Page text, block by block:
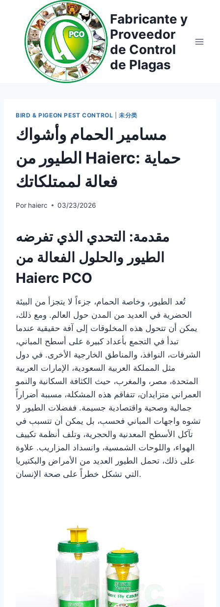
contenido
Fabricante y
Proveedor
de Control
de Plagas
BIRD & PIGEON PEST CONTROL |未分类
مسامير الحمام وأشواك
الطيور من Haierc: حماية
فعالة لممتلكاتك
Por haierc 03/23/2026
مقدمة: التحدي الذي تفرضه
الطيور والحلول الفعالة من
Haierc PCO
تُعد الطيور، وخاصة الحمام، جزءاً لا يتجزأ من البيئة
الحضرية في العديد من المدن حول العالم. ومع ذلك،
يمكن أن تتحول هذه المخلوقات إلى آفة حقيقية عندما
تبدأ في التجمع بأعداد كبيرة على أسطح المباني،
الشرفات، النوافذ، والمناطق الخارجية الأخرى. في دول
مثل المملكة العربية السعودية، الإمارات العربية
المتحدة، مصر، والمغرب، حيث الكثافة السكانية والنمو
العمراني متزايدان، تتفاقم هذه المشكلة، مسببة أضراراً
جمالية وصحية واقتصادية جسيمة. ففضلات الطيور لا
تشوه واجهات المباني فحسب، بل يمكن أن تتسبب في
تآكل الأسطح المعدنية والحجرية، وتلف أنظمة تكييف
الهواء، واللوحات الشمسية، وانسداد المزاريب. علاوة
على ذلك، تحمل الطيور العديد من الأمراض والبكتيريا
التي تشكل خطراً على صحة الإنسان.